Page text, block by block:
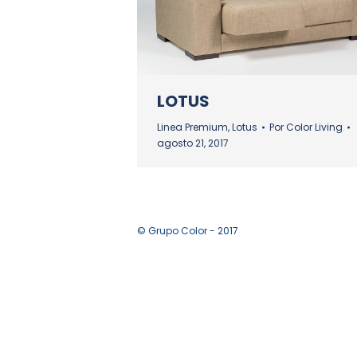
LOTUS
Linea Premium,Lotus PorColor Living
agosto 21, 2017
© Grupo Color - 2017